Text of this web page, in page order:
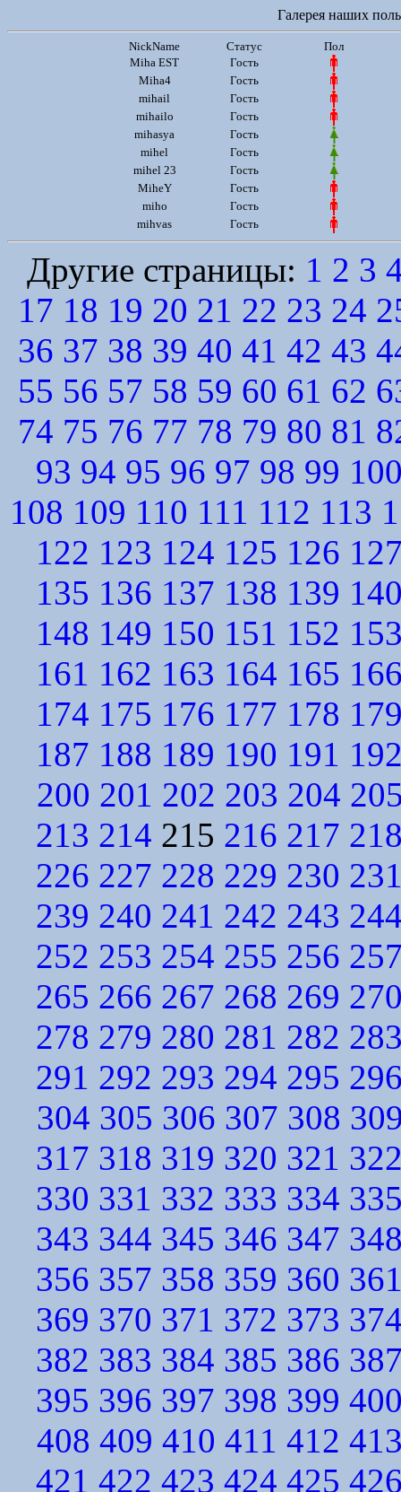
Галерея наших
NickName Статус
Пол
Miha EST
Гость
Miha4
Гость
mihail
Гость
mihailo
Гость
mihasya
Гость
mihel
Гость
mihel 23
Гость
MiheY
Гость
miho
Гость
mihvas
Гость
Другие страницы: 1 2 3
17 18 19 20 21 22 23 24
36 37 38 39 40 41 42 43
55 56 57 58 59 60 61 62
74 75 76 77 78 79 80 81
93 94 95 96 97 98 99
108 109 110 111 112 113
122 123 124 125 126
135 136 137 138 139
148 149 150 151 152
161 162 163 164 165
174 175 176 177 178
187 188 189 190 191
200 201 202 203 204
213 214 215 216 217
226 227 228 229 230
239 240 241 242 243
252 253 254 255 256
265 266 267 268 269
278 279 280 281 282
291 292 293 294 295
304 305 306 307 308
317 318 319 320 321
330 331 332 333 334
343 344 345 346 347
356 357 358 359 360
369 370 371 372 373
382 383 384 385 386
395 396 397 398 399
408 409 410 411 412
421 422 423 424 425